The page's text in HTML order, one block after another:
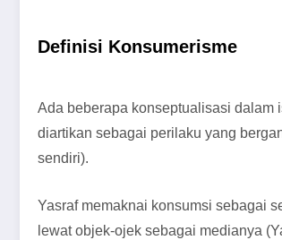
Definisi Konsumerisme
Ada beberapa konseptualisasi dalam
diartikan sebagai perilaku yang
sendiri).
Yasraf memaknai konsumsi sebagai
lewat objek-ojek sebagai medianya